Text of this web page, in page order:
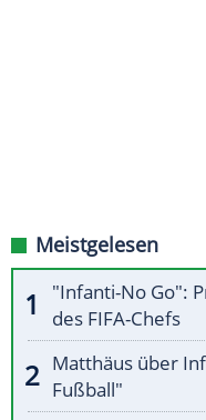
Meistgelesen
"Infanti-No Go":
des FIFA-Chefs
Matthäus über
Fußball"